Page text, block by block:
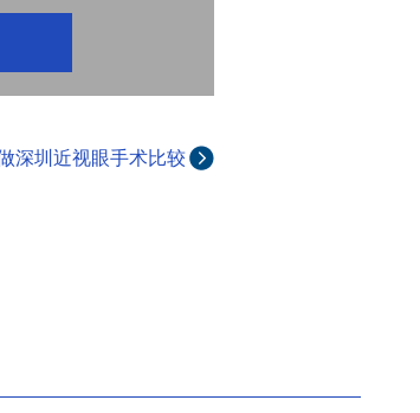
深圳近视眼手术比较